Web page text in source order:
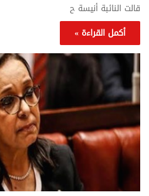
قالت النائبة أنيسة ح
أكمل القراءة »